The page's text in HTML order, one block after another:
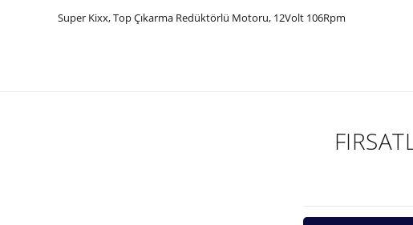
Super Kixx, Top Çıkarma Redüktörlü Motoru, 12Volt 106Rpm